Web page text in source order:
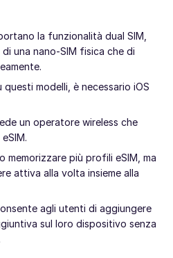
la funzionalità dual SIM,
una nano-SIM fisica che di
questi modelli, è necessario iOS
un operatore wireless che
memorizzare più profili eSIM, ma
attiva alla volta insieme alla
agli utenti di aggiungere
sul loro dispositivo senza